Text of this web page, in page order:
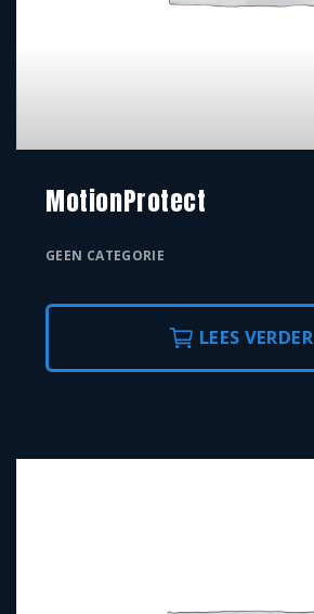
MotionProtect
GEEN CATEGORIE
LEES VERDER